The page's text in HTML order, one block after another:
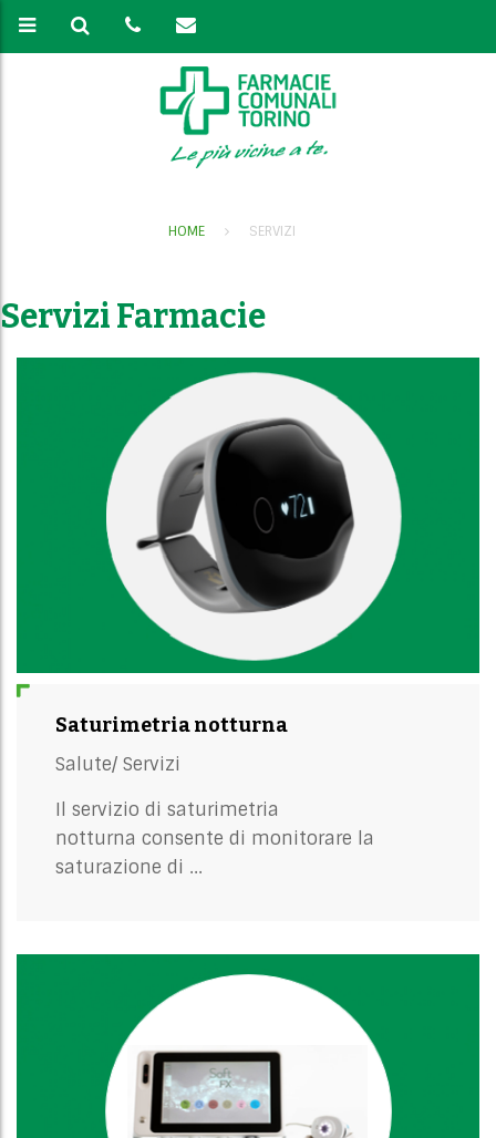
HOME SERVIZI
Servizi Farmacie
Saturimetria notturna
Salute/ Servizi
Il servizio di saturimetria
notturna consente di monitorare la
saturazione di ...